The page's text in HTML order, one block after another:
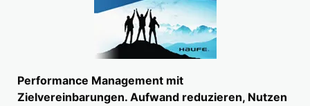
Performance Management mit
Zielvereinbarungen. Aufwand reduzieren, Nutzen